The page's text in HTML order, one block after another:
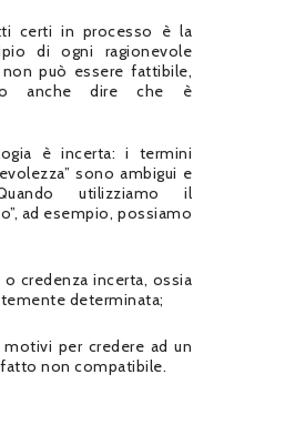
certi in processo è la
di ogni ragionevole
può essere fattibile,
anche dire che è
è incerta: i termini
sono ambigui e
utilizziamo il
ad esempio, possiamo
credenza incerta, ossia
determinata;
motivi per credere ad un
non compatibile.